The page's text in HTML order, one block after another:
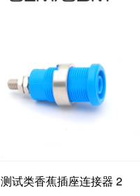
测试类香蕉插座连接器 2